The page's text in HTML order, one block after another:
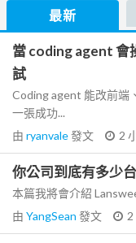
最新
當 coding agent 會
試
Coding agent 能改前端
一張成功...
由 ryanvale發文 2
你公司到底有多少
本篇我將會介紹
由 YangSean 發文